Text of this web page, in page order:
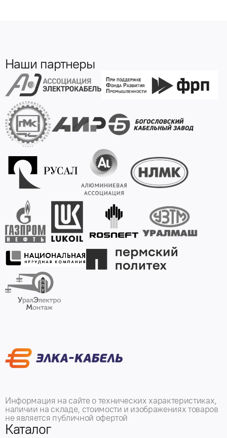
Наши партнеры
Информация на сайте о технических характеристиках,
наличии на складе, стоимости и изображениях товаров
не является публичной офертой
Каталог